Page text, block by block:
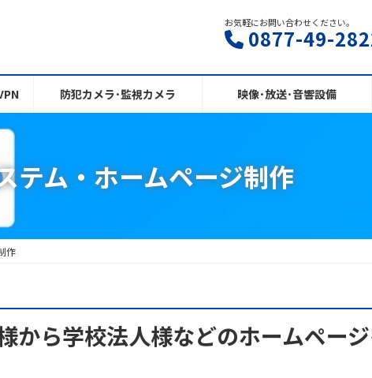
お気軽にお問い合わせください。
0877-49-
防犯カメラ･監視カメラ 映像･放送･音響設備
テム・ホームページ制作
作
から学校法人様などのホームペー